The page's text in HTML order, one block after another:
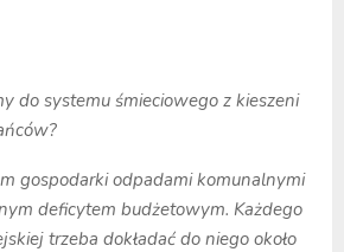
do systemu śmieciowego z kieszeni
gospodarki odpadami komunalnymi
deficytem budżetowym. Każdego
trzeba dokładać do niego około